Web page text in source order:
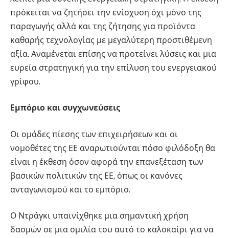
πρόκειται να ζητήσει την ενίσχυση όχι μόνο της
παραγωγής αλλά και της ζήτησης για προϊόντα
καθαρής τεχνολογίας με μεγαλύτερη προστιθέμενη
αξία. Αναμένεται επίσης να προτείνει λύσεις και μια
ευρεία στρατηγική για την επίλυση του ενεργειακού
γρίφου.
Εμπόριο και συγχωνεύσεις
Οι ομάδες πίεσης των επιχειρήσεων και οι
νομοθέτες της ΕΕ αναρωτιούνται πόσο φιλόδοξη θα
είναι η έκθεση όσον αφορά την επανεξέταση των
βασικών πολιτικών της ΕΕ, όπως οι κανόνες
ανταγωνισμού και το εμπόριο.
Ο Ντράγκι υπαινίχθηκε μια σημαντική χρήση
δασμών σε μια ομιλία του αυτό το καλοκαίρι για να